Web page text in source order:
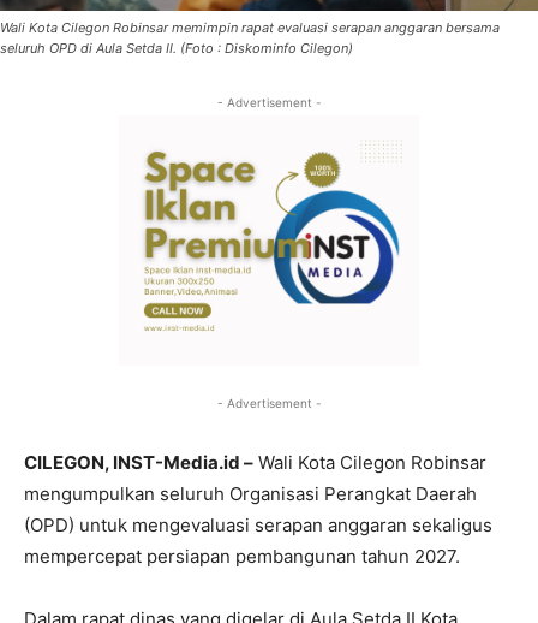
Wali Kota Cilegon Robinsar memimpin rapat evaluasi serapan anggaran bersama
seluruh OPD di Aula Setda II. (Foto : Diskominfo Cilegon)
- Advertisement -
- Advertisement -
CILEGON, INST-Media.id – Wali Kota Cilegon Robinsar
mengumpulkan seluruh Organisasi Perangkat Daerah
(OPD) untuk mengevaluasi serapan anggaran sekaligus
mempercepat persiapan pembangunan tahun 2027.